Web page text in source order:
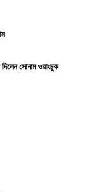
দিলেন সোনাম ওয়াংচুক